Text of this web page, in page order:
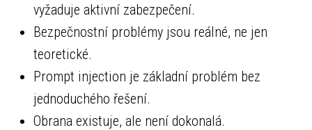
vyžaduje aktivní zabezpečení.
Bezpečnostní problémy jsou reálné, ne jen
teoretické.
Prompt injection je základní problém bez
jednoduchého řešení.
Obrana existuje, ale není dokonalá.